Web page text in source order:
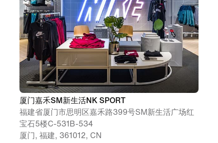
厦门嘉禾SM新生活NK SPORT
福建省厦门市思明区嘉禾路399号SM新生活广场红
宝石5楼C-531B-534
厦门, 福建, 361012, CN